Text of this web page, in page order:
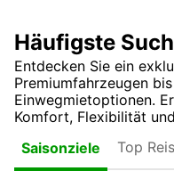
Häufigste
Entdecken Sie ein
Premiumfahrzeugen
Einwegmietoptionen.
Komfort, Flexibilität
Saisonziele
Top